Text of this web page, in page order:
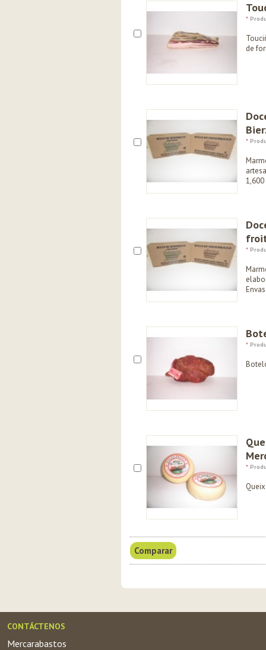
*
de
*
1,600
*
*
*
CONTÁCTENOS
Mercarabastos